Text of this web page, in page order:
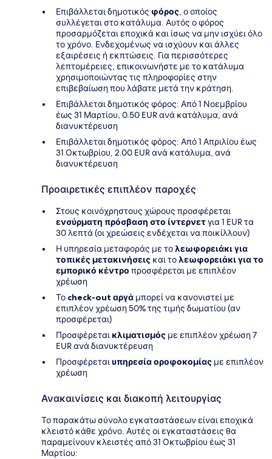
Επιβάλλεται δημοτικός φόρος, ο οποίος
συλλέγεται στο κατάλυμα. Αυτός ο φόρος
προσαρμόζεται εποχικά και ίσως να μην ισχύει όλο
το χρόνο. Ενδεχομένως να ισχύουν και άλλες
εξαιρέσεις ή εκπτώσεις. Για περισσότερες
λεπτομέρειες, επικοινωνήστε με το κατάλυμα
χρησιμοποιώντας τις πληροφορίες στην
επιβεβαίωση που λάβατε μετά την κράτηση.
Επιβάλλεται δημοτικός φόρος: Από 1 Νοεμβρίου
έως 31 Μαρτίου, 0.50 EUR ανά κατάλυμα, ανά
διανυκτέρευση
Επιβάλλεται δημοτικός φόρος: Από 1 Απριλίου έως
31 Οκτωβρίου, 2.00 EUR ανά κατάλυμα, ανά
διανυκτέρευση
Προαιρετικές επιπλέον παροχές
Στους κοινόχρηστους χώρους προσφέρεται
ενσύρματη πρόσβαση στο ίντερνετγια 1 EUR τα
30 λεπτά (οι χρεώσεις ενδέχεται να ποικίλλουν)
Η υπηρεσία μεταφοράς με τολεωφορειάκι για
τοπικές μετακινήσεις και τολεωφορειάκι για το
εμπορικό κέντρο προσφέρεται με επιπλέον
χρέωση
Το check-out αργά μπορεί να κανονιστεί με
επιπλέον χρέωση 50% της τιμής δωματίου (αν
προσφέρεται)
Προσφέρεται κλιματισμός με επιπλέον χρέωση 7
EUR ανά διανυκτέρευση
Προσφέρεταιυπηρεσία οροφοκομίας με επιπλέον
χρέωση
Ανακαινίσεις και διακοπή λειτουργίας
Το παρακάτω σύνολο εγκαταστάσεων είναι εποχικά
κλειστό κάθε χρόνο. Αυτές οι εγκαταστάσεις θα
παραμείνουν κλειστές από 31 Οκτωβρίου έως 31
Μαρτίου: